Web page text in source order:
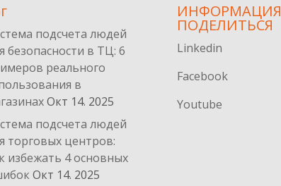
подсчета людей
безопасности в ТЦ: 6
реального
в
Окт 14. 2025
подсчета людей
торговых центров:
избежать 4 основных
Окт 14. 2025
ИНФОРМАЦИЯ
ПОДЕЛИТЬСЯ
Linkedin
Facebook
Youtube